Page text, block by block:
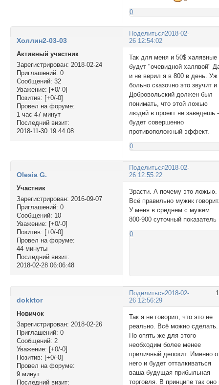
0
Поделиться2018-02-
26 12:54:02
Холлин2-03-03
Активный участник
Зарегистрирован: 2018-02-24
Приглашений: 0
Сообщений: 32
Уважение: [+0/-0]
Позитив: [+0/-0]
Провел на форуме:
1 час 47 минут
Последний визит:
2018-11-30 19:44:08
Так для меня и 50$ халявные
будут "очевидной халявой"
и не верил я в 800 в день. Уж
больно сказочно это звучит и
Добровольский должен был
понимать, что этой ложью
людей в проект не заведешь -
будет совершенно
противоположный эффект.
0
Поделиться2018-02-
26 12:55:22
Olesia G.
Участник
Зарегистрирован: 2016-09-07
Приглашений: 0
Сообщений: 10
Уважение: [+0/-0]
Позитив: [+0/-0]
Провел на форуме:
44 минуты
Последний визит:
2018-02-28 06:06:48
Зрасти. А почему это ложью.
Всё правильно мужик
У меня в среднем с мужем
800-900 суточный показатель
0
Поделиться2018-02-
26 12:56:29
dokktor
Новичок
Зарегистрирован: 2018-02-26
Приглашений: 0
Сообщений: 2
Уважение: [+0/-0]
Позитив: [+0/-0]
Провел на форуме:
9 минут
Последний визит:
Так я не говорил, что это не
реально. Всё можно сделать.
Но опять же для этого
необходим более менее
приличный депозит. Именно
него и будет отталкиваться
ваша будущая прибыльная
торговля. В принципе так оно